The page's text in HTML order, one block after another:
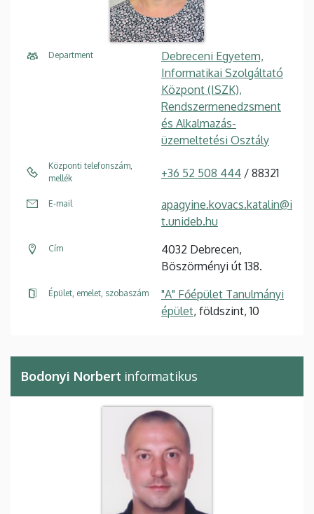
Department
Debreceni Egyetem,
Informatikai Szolgáltató
Központ (ISZK),
Rendszermenedzsment
és Alkalmazás-
üzemeltetési Osztály
Központi telefonszám,
mellék
+36 52 508 444 / 88321
E-mail
apagyine.kovacs.katalin@i
t.unideb.hu
Cím
4032 Debrecen,
Böszörményi út 138.
Épület, emelet, szobaszám
"A" Főépület Tanulmányi
épület, földszint, 10
Bodonyi Norbert informatikus